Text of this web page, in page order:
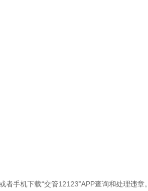
者手机下载“交管12123”APP查询和处理违章。